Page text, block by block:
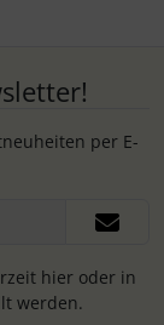
per E-
hier oder in
werden.